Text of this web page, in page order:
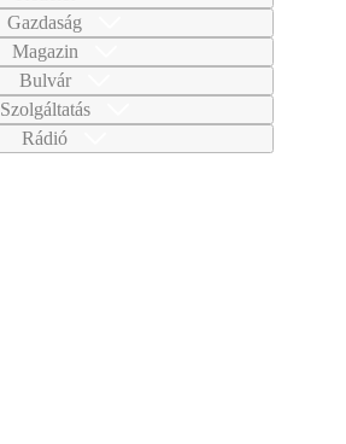
Gazdaság
Magazin
Bulvár
Szolgáltatás
Rádió